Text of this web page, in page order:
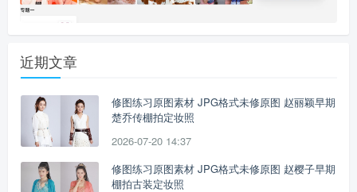
近期文章
修图练习原图素材 JPG格式未修原图 赵丽颖早期
楚乔传棚拍定妆照
2026-07-20 14:37
修图练习原图素材 JPG格式未修原图 赵樱子早期
棚拍古装定妆照